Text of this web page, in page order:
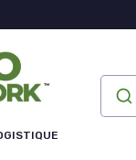
cookies